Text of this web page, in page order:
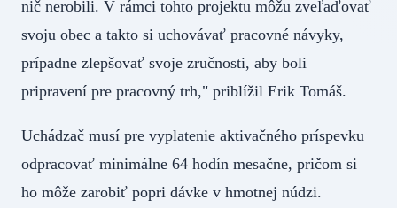
nič nerobili. V rámci tohto projektu môžu zveľaďovať
svoju obec a takto si uchovávať pracovné návyky,
prípadne zlepšovať svoje zručnosti, aby boli
pripravení pre pracovný trh," priblížil Erik Tomáš.
Uchádzač musí pre vyplatenie aktivačného príspevku
odpracovať minimálne 64 hodín mesačne, pričom si
ho môže zarobiť popri dávke v hmotnej núdzi.